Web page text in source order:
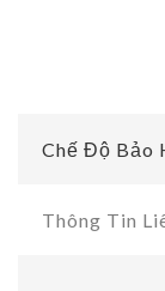
Chế Độ Bảo
Thông Tin